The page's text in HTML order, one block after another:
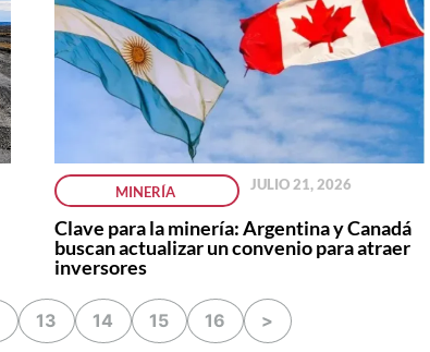
MINERÍA JULIO 21, 2026
Clave para la minería: Argentina y Canadá
buscan actualizar un convenio para atraer
inversores
13 14 15 16 >